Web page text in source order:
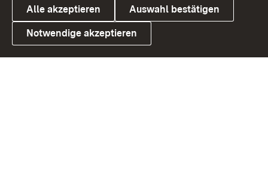
Link zum Landesportal
Alle akzeptieren Auswahl bestätigen
Notwendige akzeptieren